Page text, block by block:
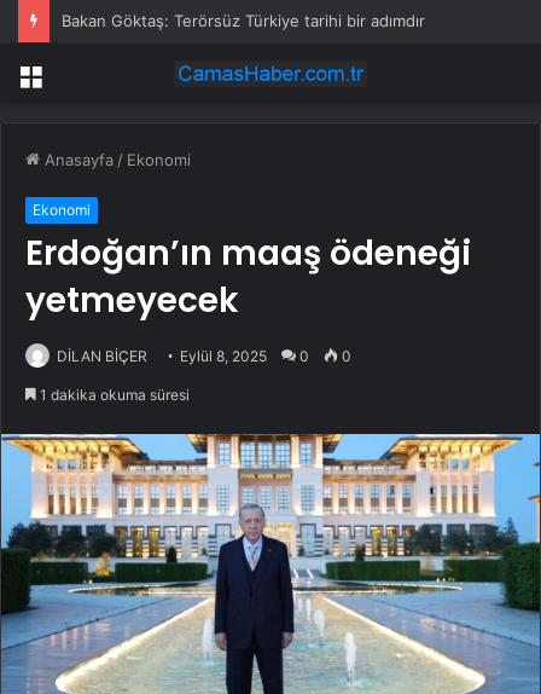
Bakan Göktaş: Terörsüz Türkiye tarihi bir adımdır
Menü
Anasayfa / Ekonomi
Ekonomi
Erdoğan’ın maaş ödeneği
yetmeyecek
DİLAN BİÇER Eylül 8, 2025 0 0
1 dakika okuma süresi